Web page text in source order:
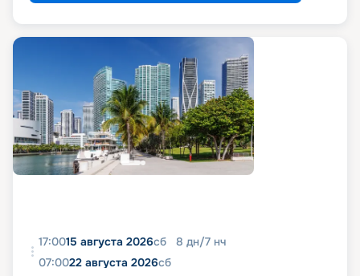
17:0015 августа 2026сб 8 дн/7 нч
07:0022 августа 2026сб